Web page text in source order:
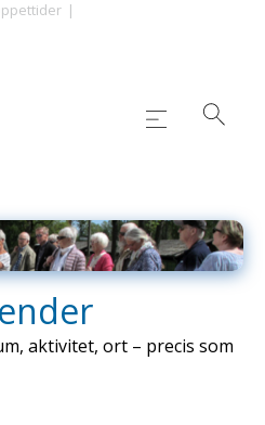
aktivitet, ort – precis som